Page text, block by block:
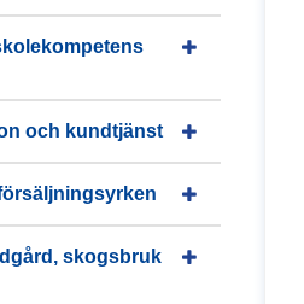
och kundtjänst
skogsbruk